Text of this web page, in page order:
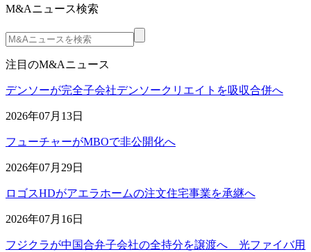
M&Aニュース検索
注目のM&Aニュース
デンソーが完全子会社デンソークリエイトを吸収合併へ
2026年07月13日
フューチャーがMBOで非公開化へ
2026年07月29日
ロゴスHDがアエラホームの注文住宅事業を承継へ
2026年07月16日
フジクラが中国合弁子会社の全持分を譲渡へ 光ファイバ用